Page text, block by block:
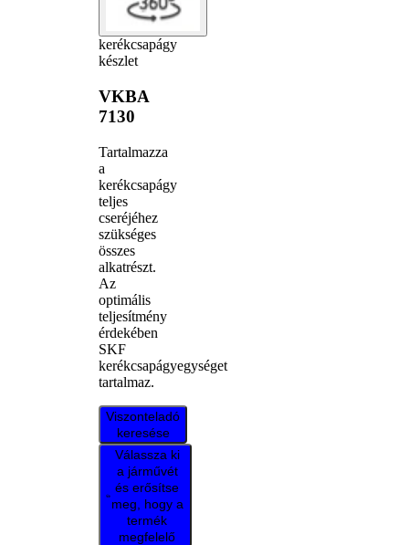
kerékcsapágy
készlet
VKBA
7130
Tartalmazza
a
kerékcsapágy
teljes
cseréjéhez
szükséges
összes
alkatrészt.
Az
optimális
teljesítmény
érdekében
SKF
kerékcsapágyegységet
tartalmaz.
Viszonteladó
keresése
Válassza ki
a járművét
és erősítse
meg, hogy a
termék
megfelelő